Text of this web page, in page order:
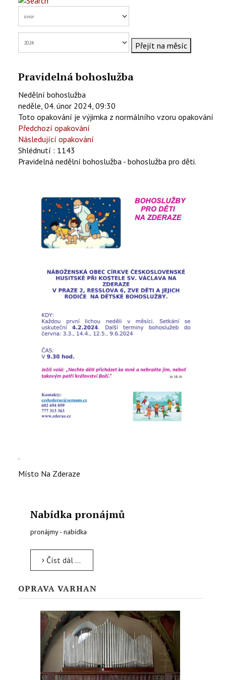
KONTAKTY
EN
Přejít na měsíc
Pravidelná bohoslužba
Nedělní bohoslužba
neděle, 04. únor 2024, 09:30
Toto opakování je výjimka z normálního vzoru opakování
Předchozí opakování
Následující opakování
Shlédnutí : 1143
Pravidelná nedělní bohoslužba - bohoslužba pro děti.
.
Místo Na Zderaze
Nabídka pronájmů
pronájmy - nabídka
Číst dál …
OPRAVA VARHAN